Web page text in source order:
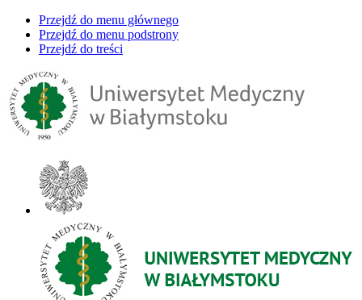
Przejdź do menu głównego
Przejdź do menu podstrony
Przejdź do treści